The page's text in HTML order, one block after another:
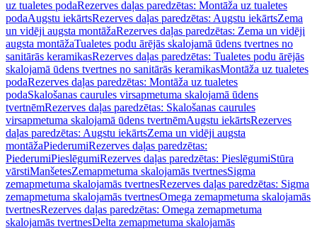
uz tualetes podaRezerves daļas paredzētas: Montāža uz tualetes
podaAugstu iekārtsRezerves daļas paredzētas: Augstu iekārtsZema
un vidēji augsta montāžaRezerves daļas paredzētas: Zema un vidēji
augsta montāžaTualetes podu ārējās skalojamā ūdens tvertnes no
sanitārās keramikasRezerves daļas paredzētas: Tualetes podu ārējās
skalojamā ūdens tvertnes no sanitārās keramikasMontāža uz tualetes
podaRezerves daļas paredzētas: Montāža uz tualetes
podaSkalošanas caurules virsapmetuma skalojamā ūdens
tvertnēmRezerves daļas paredzētas: Skalošanas caurules
virsapmetuma skalojamā ūdens tvertnēmAugstu iekārtsRezerves
daļas paredzētas: Augstu iekārtsZema un vidēji augsta
montāžaPiederumiRezerves daļas paredzētas:
PiederumiPieslēgumiRezerves daļas paredzētas: PieslēgumiStūra
vārstiManšetesZemapmetuma skalojamās tvertnesSigma
zemapmetuma skalojamās tvertnesRezerves daļas paredzētas: Sigma
zemapmetuma skalojamās tvertnesOmega zemapmetuma skalojamās
tvertnesRezerves daļas paredzētas: Omega zemapmetuma
skalojamās tvertnesDelta zemapmetuma skalojamās